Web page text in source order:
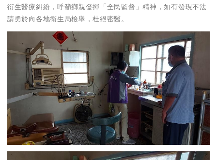
衍生醫療糾紛，呼籲鄉親發揮「全民監督」精神，如有發現不法
請勇於向各地衛生局檢舉，杜絕密醫。